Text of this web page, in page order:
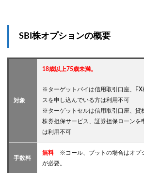
SBI株オプションの概要
対象
18歳以上75歳未満。
※ターゲットバイは信用取引口座、FX
スを申し込んでいる方は利用不可
※ターゲットセルは信用取引口座、貸
株券担保サービス、証券担保ローンを
は利用不可
手数料
無料 ※コール、プットの場合はオプ
が必要。